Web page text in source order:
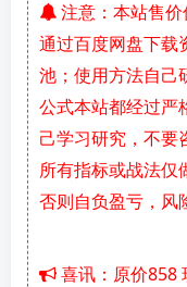
通过百度网盘下载
池；使用方法自己
公式本站都经过严
己学习研究，不要
所有指标或战法仅
否则自负盈亏，风